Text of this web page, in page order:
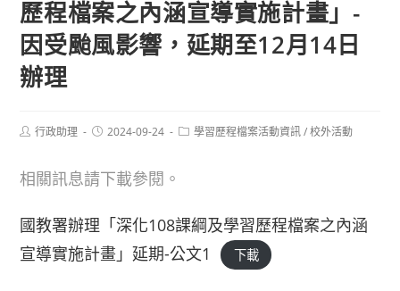
歷程檔案之內涵宣導實施計畫」-
因受颱風影響，延期至12月14日
辦理
Post行政助理
Post2024-09-24
Post學習歷程檔案活動資訊 / 校外活動
相關訊息請下載參閱。
國教署辦理「深化108課綱及學習歷程檔案之內涵
宣導實施計畫」延期-公文1
下載